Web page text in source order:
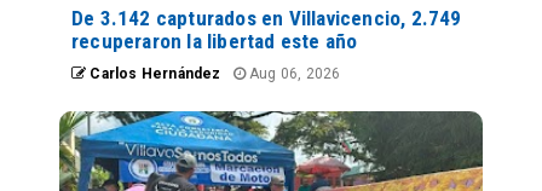
De 3.142 capturados en Villavicencio, 2.749
recuperaron la libertad este año
Carlos Hernández Aug 06, 2026